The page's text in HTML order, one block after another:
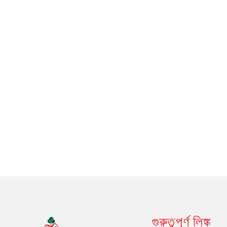
গুরুত্বপূর্ণ লিঙ্ক